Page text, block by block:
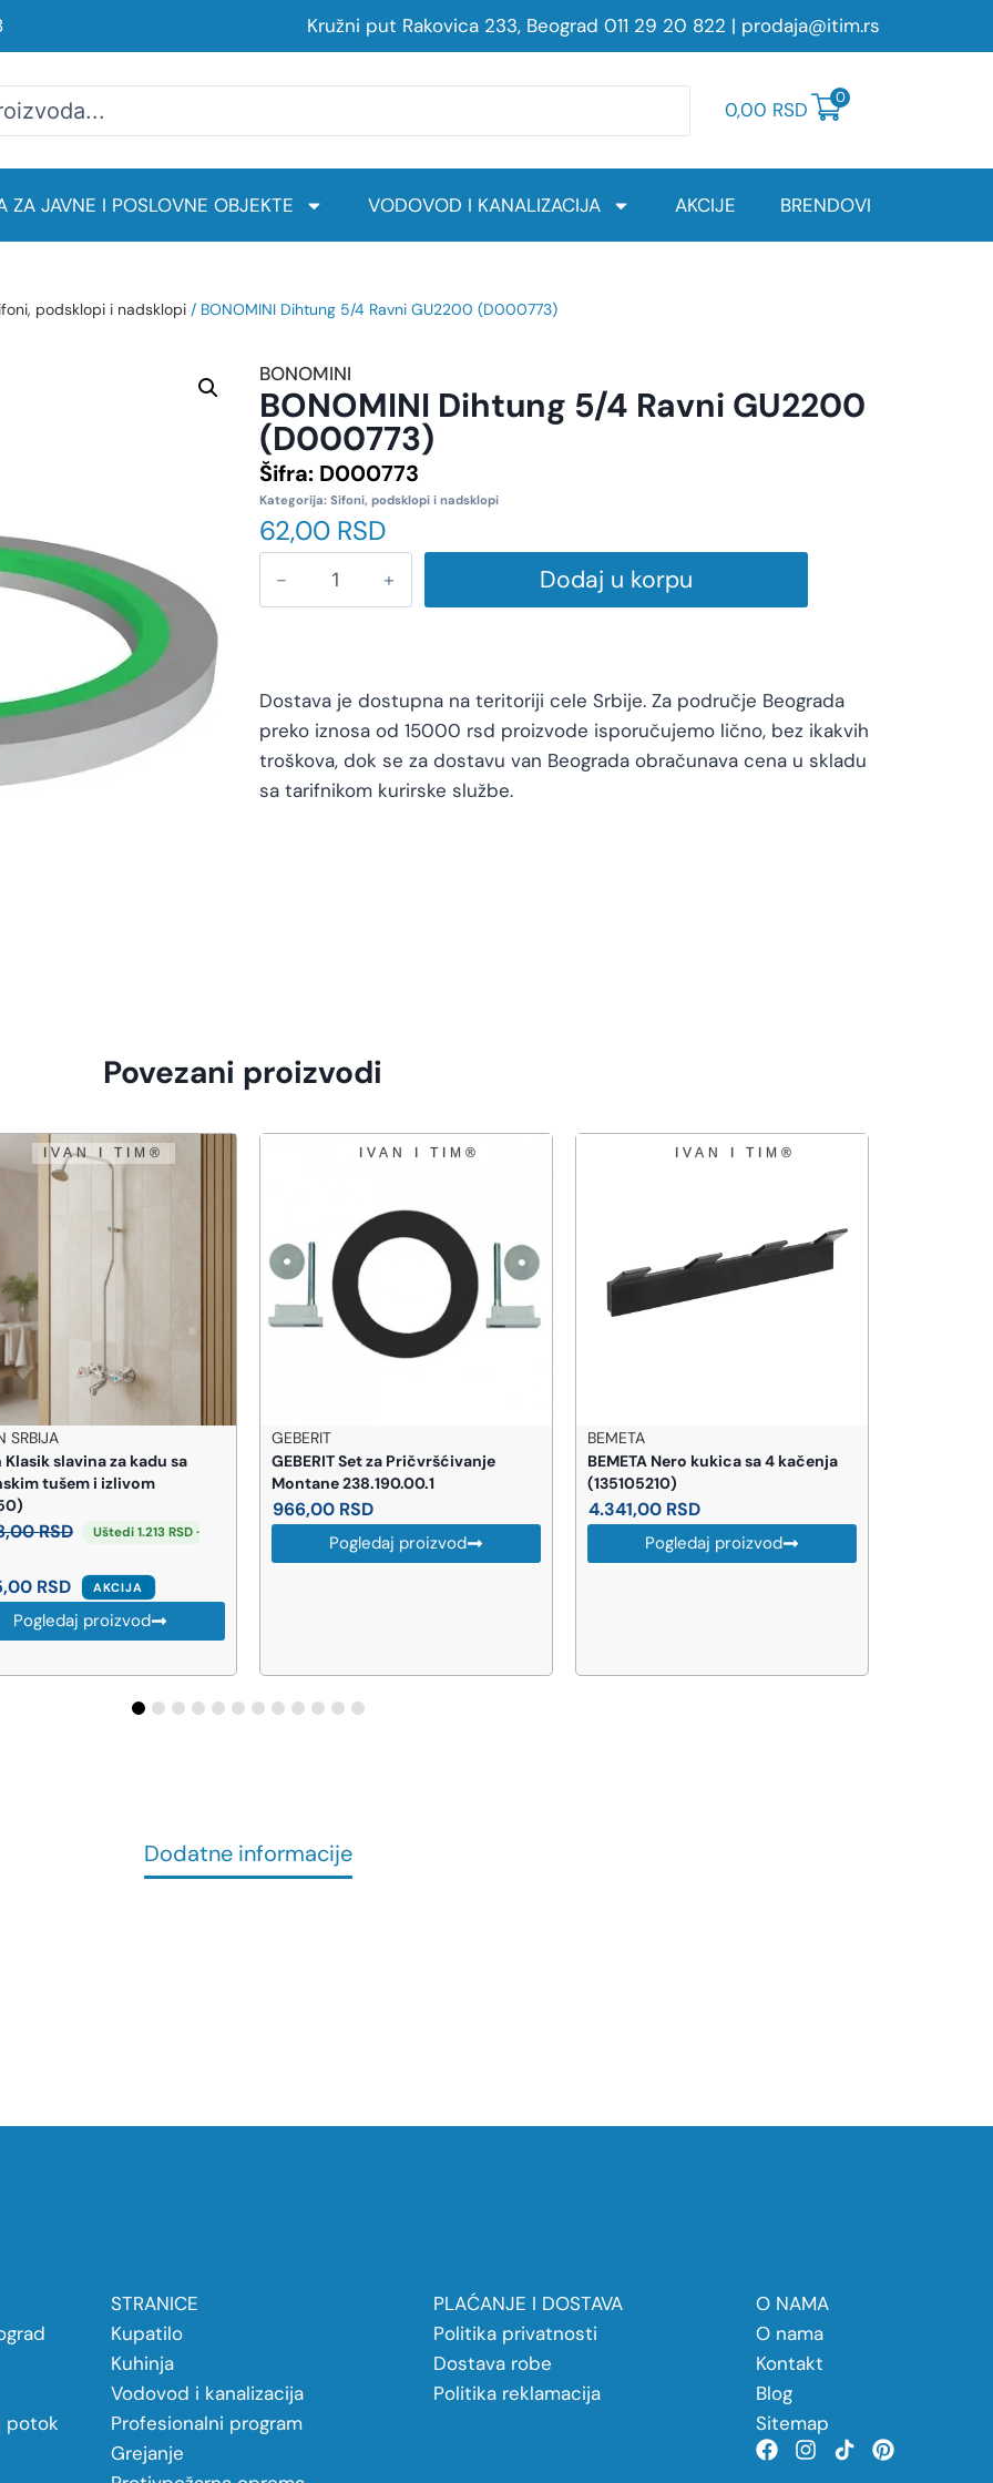
Kružni put Rakovica 233, Beograd 011 29 20 822 | prodaja@itim.rs
0,00 RSD
0
ZA JAVNE I POSLOVNE OBJEKTE VODOVOD I KANALIZACIJA AKCIJE BRENDOVI
podsklopi i nadsklopi / BONOMINI Dihtung 5/4 Ravni GU2200 (D000773)
BONOMINI
BONOMINI Dihtung 5/4 Ravni GU2200
(D000773)
Šifra: D000773
Kategorija: Sifoni, podsklopi i nadsklopi
62,00 RSD
Dodaj u korpu
Dostava je dostupna na teritoriji cele Srbije. Za područje Beograda
preko iznosa od 15000 rsd proizvode isporučujemo lično, bez ikakvih
troškova, dok se za dostavu van Beograda obračunava cena u skladu
sa tarifnikom kurirske službe.
Povezani proizvodi
SRBIJA
Klasik slavina za kadu sa
tušem i izlivom
RSD
Uštedi 1.213 RSD ·
RSD AKCIJA
Pogledaj proizvod
GEBERIT
GEBERIT Set za Pričvršćivanje
Montane 238.190.00.1
966,00 RSD
Pogledaj proizvod
BEMETA
BEMETA Nero kukica sa 4 kačenja
(135105210)
4.341,00 RSD
Pogledaj proizvod
Dodatne informacije
potok
STRANICE
Kupatilo
Kuhinja
Vodovod i kanalizacija
Profesionalni program
Grejanje
PLAĆANJE I DOSTAVA
Politika privatnosti
Dostava robe
Politika reklamacija
O NAMA
O nama
Kontakt
Blog
Sitemap